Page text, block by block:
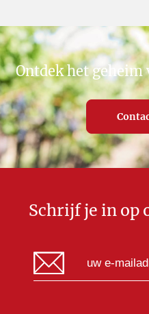
Ontdek het geheim
Schrijf je in op